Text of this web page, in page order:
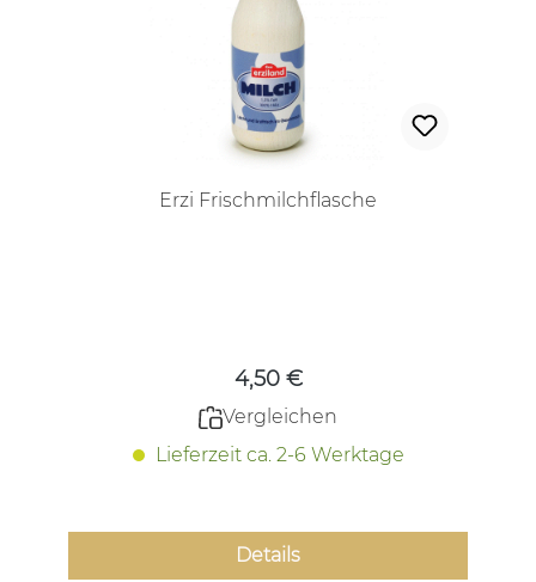
Erzi Frischmilchflasche
4,50 €
Vergleichen
Lieferzeit ca. 2-6 Werktage
Details